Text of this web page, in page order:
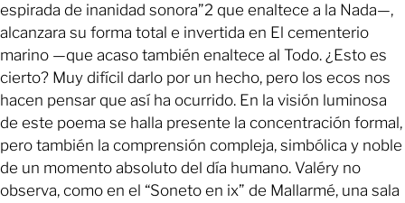
espirada de inanidad sonora”2 que enaltece a la Nada—,
alcanzara su forma total e invertida en El cementerio
marino —que acaso también enaltece al Todo. ¿Esto es
cierto? Muy difícil darlo por un hecho, pero los ecos nos
hacen pensar que así ha ocurrido. En la visión luminosa
de este poema se halla presente la concentración formal,
pero también la comprensión compleja, simbólica y noble
de un momento absoluto del día humano. Valéry no
observa, como en el “Soneto en ix” de Mallarmé, una sala